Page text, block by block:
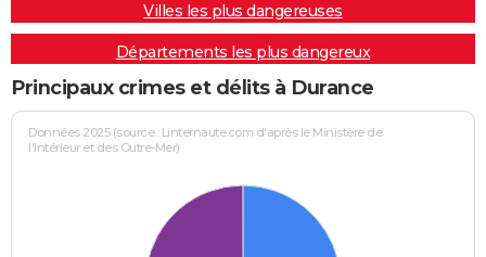
Villes les plus dangereuses
Départements les plus dangereux
Principaux crimes et délits à Durance
Données 2025 (source : Linternaute.com d'après le Ministère de
l'Intérieur et des Outre-Mer)